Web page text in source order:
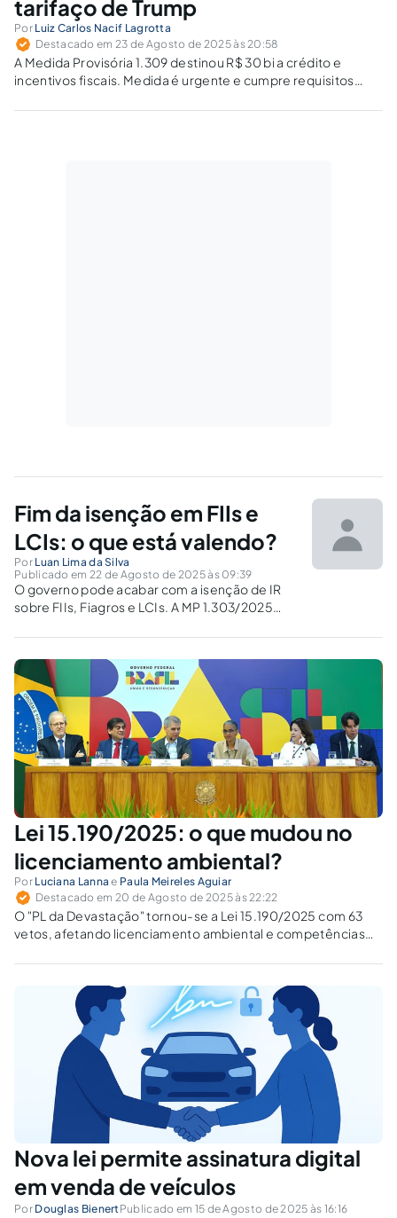
tarifaço de Trump
Por Luiz Carlos Nacif Lagrotta
Destacado em 23 de Agosto de 2025 às 20:58
A Medida Provisória 1.309 destinou R$ 30 bi a crédito e
incentivos fiscais. Medida é urgente e cumpre requisitos
Fim da isenção em FIIs e
LCIs: o que está valendo?
Por Luan Lima da Silva
Publicado em 22 de Agosto de 2025 às 09:39
O governo pode acabar com a isenção de IR
sobre FIIs, Fiagros e LCIs. A MP 1.303/2025
Congresso vai aprovar essa mudança?
Lei 15.190/2025: o que mudou no
licenciamento ambiental?
Por Luciana Lanna e Paula Meireles Aguiar
Destacado em 20 de Agosto de 2025 às 22:22
O "PL da Devastação" tornou-se a Lei 15.190/2025 com 63
vetos, afetando licenciamento ambiental e competências
prevenção e proporcionalidade?
Nova lei permite assinatura digital
em venda de veículos
Por Douglas BienertPublicado em 15 de Agosto de 2025 às 16:16